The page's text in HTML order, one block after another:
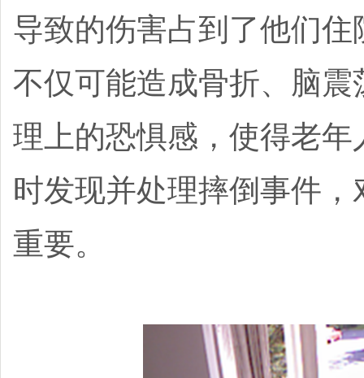
导致的伤害占到了他们
不仅可能造成骨折、脑
理上的恐惧感，使得老
时发现并处理摔倒事件
重要。